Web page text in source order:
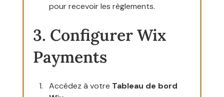
pour recevoir les règlements.
3. Configurer Wix
Payments
Accédez à votre Tableau de bord